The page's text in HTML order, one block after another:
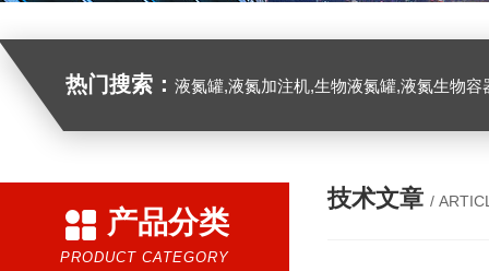
热门搜索： 液氮罐,液氮加注机,生物液氮罐,液氮生物容器,
产品分类
PRODUCT CATEGORY
技术文章 /